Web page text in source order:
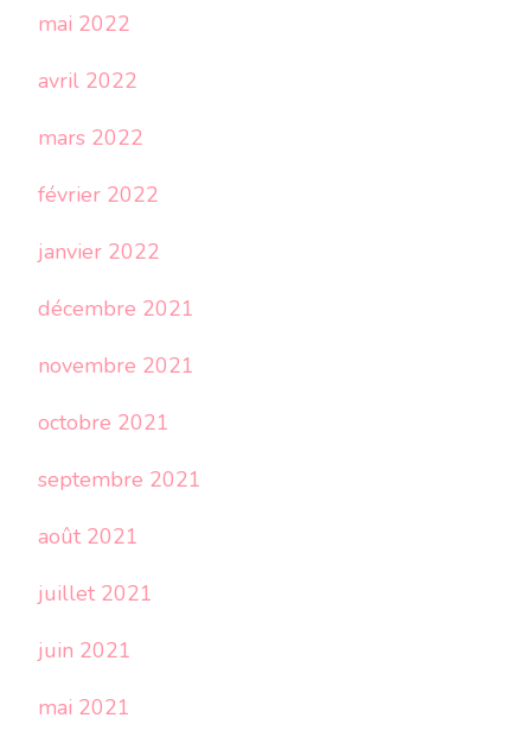
mai 2022
avril 2022
mars 2022
février 2022
janvier 2022
décembre 2021
novembre 2021
octobre 2021
septembre 2021
août 2021
juillet 2021
juin 2021
mai 2021